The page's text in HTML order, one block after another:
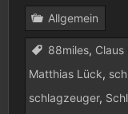
Allgemein
88miles, Claus
Matthias Lück,
schlagzeuger,